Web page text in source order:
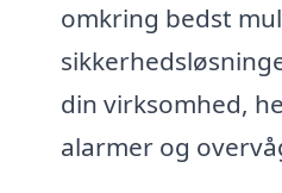
omkring bedst
din virksomhed,
alarmer og